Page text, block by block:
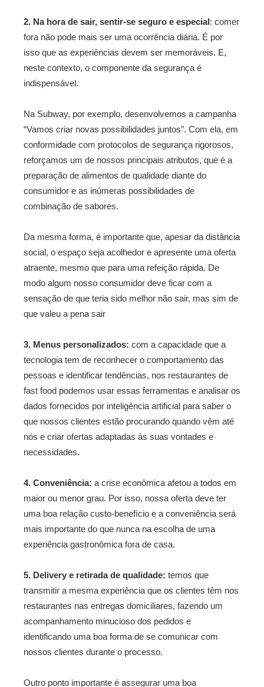
2. Na hora de sair, sentir-se seguro e especial: comer
fora não pode mais ser uma ocorrência diária. É por
isso que as experiências devem ser memoráveis. E,
neste contexto, o componente da segurança é
indispensável.
Na Subway, por exemplo, desenvolvemos a campanha
“Vamos criar novas possibilidades juntos”. Com ela, em
conformidade com protocolos de segurança rigorosos,
reforçamos um de nossos principais atributos, que é a
preparação de alimentos de qualidade diante do
consumidor e as inúmeras possibilidades de
combinação de sabores.
Da mesma forma, é importante que, apesar da distância
social, o espaço seja acolhedor e apresente uma oferta
atraente, mesmo que para uma refeição rápida. De
modo algum nosso consumidor deve ficar com a
sensação de que teria sido melhor não sair, mas sim de
que valeu a pena sair
3. Menus personalizados: com a capacidade que a
tecnologia tem de reconhecer o comportamento das
pessoas e identificar tendências, nos restaurantes de
fast food podemos usar essas ferramentas e analisar os
dados fornecidos por inteligência artificial para saber o
que nossos clientes estão procurando quando vêm até
nós e criar ofertas adaptadas às suas vontades e
necessidades.
4. Conveniência: a crise econômica afetou a todos em
maior ou menor grau. Por isso, nossa oferta deve ter
uma boa relação custo-benefício e a conveniência será
mais importante do que nunca na escolha de uma
experiência gastronômica fora de casa.
5. Delivery e retirada de qualidade: temos que
transmitir a mesma experiência que os clientes têm nos
restaurantes nas entregas domiciliares, fazendo um
acompanhamento minucioso dos pedidos e
identificando uma boa forma de se comunicar com
nossos clientes durante o processo.
Outro ponto importante é assegurar uma boa